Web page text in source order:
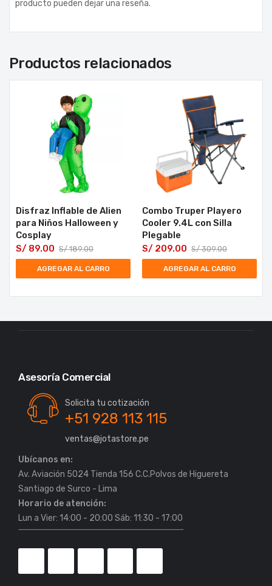
producto pueden dejar una reseña.
Productos relacionados
Disfraz Inflable de Alien
para Niños Halloween y
Cosplay
S/189.00
S/ 89.00
AGREGAR AL CARRO
Combo Truper Playero
Cooler 9.4L con Silla
Plegable
S/309.00
S/ 209.00
AGREGAR AL CARRO
Asesoría Comercial
Solicita tu cotización
+51 928 113 115
ventas@jotastore.pe
Ubícanos en:
Av. Aviación 5024 Tienda 156 C.C.Polvos de Higuereta
Horario de atención:
Lun a Vier: 14:00 - 20:00 Sáb: 11:30 - 17:00